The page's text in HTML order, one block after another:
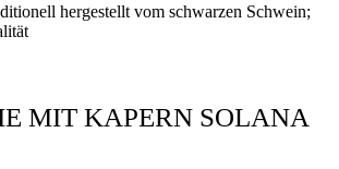
hergestellt vom schwarzen Schwein;
MIT KAPERN SOLANA